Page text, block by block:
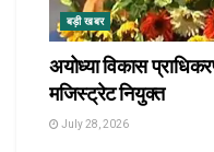
बड़ी खबर
अयोध्या विकास
मजिस्ट्रेट नियुक्त
July 28, 2026